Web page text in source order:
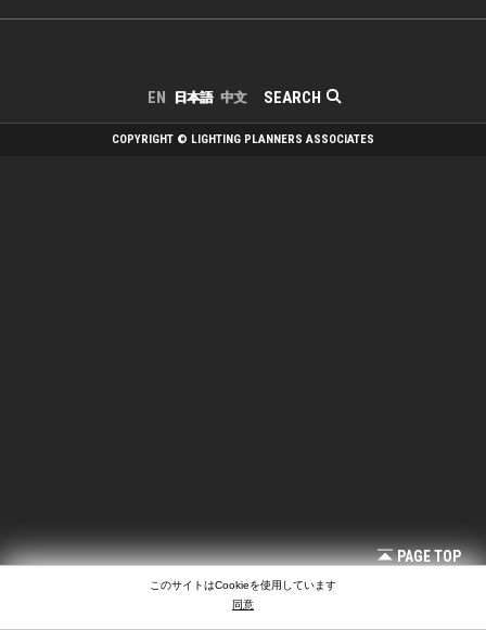
SEARCH
EN 日本語 中文
PAGE TOP
COPYRIGHT © LIGHTING PLANNERS ASSOCIATES
このサイトはCookieを使用しています
同意